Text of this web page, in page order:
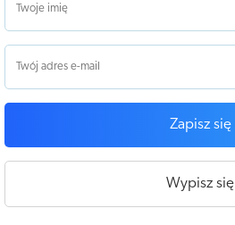
Zapisz się
Wypisz się